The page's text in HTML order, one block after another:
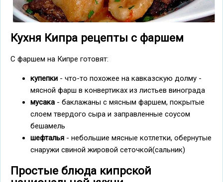
Кухня Кипра рецепты с фаршем
С фаршем на Кипре готовят:
купепки - что-то похожее на кавказскую долму -
мясной фарш в конвертиках из листьев винограда
мусака - баклажаны с мясным фаршем, покрытые
слоем твердого сыра и заправленные соусом
бешамель
шефталья - небольшие мясные котлетки, обернутые
снаружи свиной жировой сеточкой(сальник)
Простые блюда кипрской